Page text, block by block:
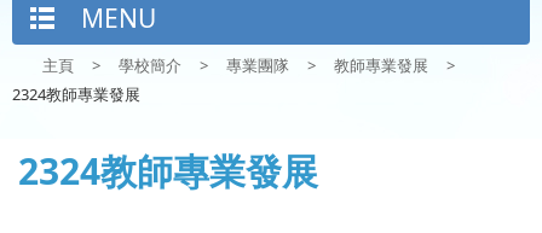
MENU
主頁 > 學校簡介 > 專業團隊 > 教師專業發展
>
2324教師專業發展
2324教師專業發展